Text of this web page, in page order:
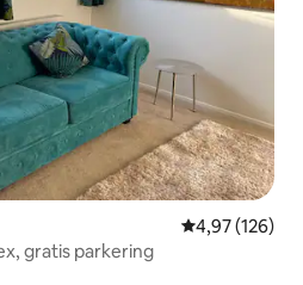
4,97 av 5 i
4,97 (126)
gratis parkering